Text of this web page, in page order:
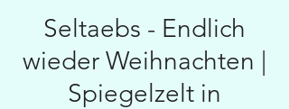
Seltaebs - Endlich
wieder Weihnachten |
Spiegelzelt in